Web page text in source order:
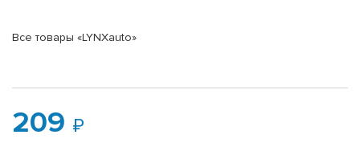
Все товары «LYNXauto»
209